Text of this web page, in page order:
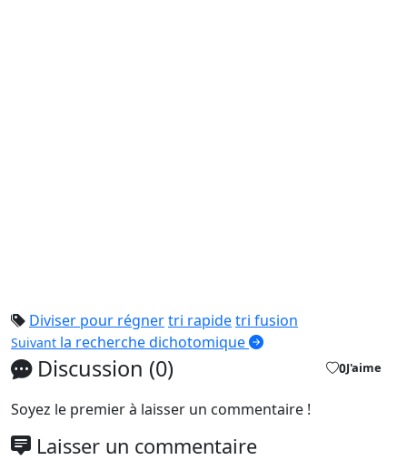
Diviser pour régnertri rapidetri fusion
Suivant la recherche dichotomique
Discussion (0) 0J'aime
Soyez le premier à laisser un commentaire !
Laisser un commentaire